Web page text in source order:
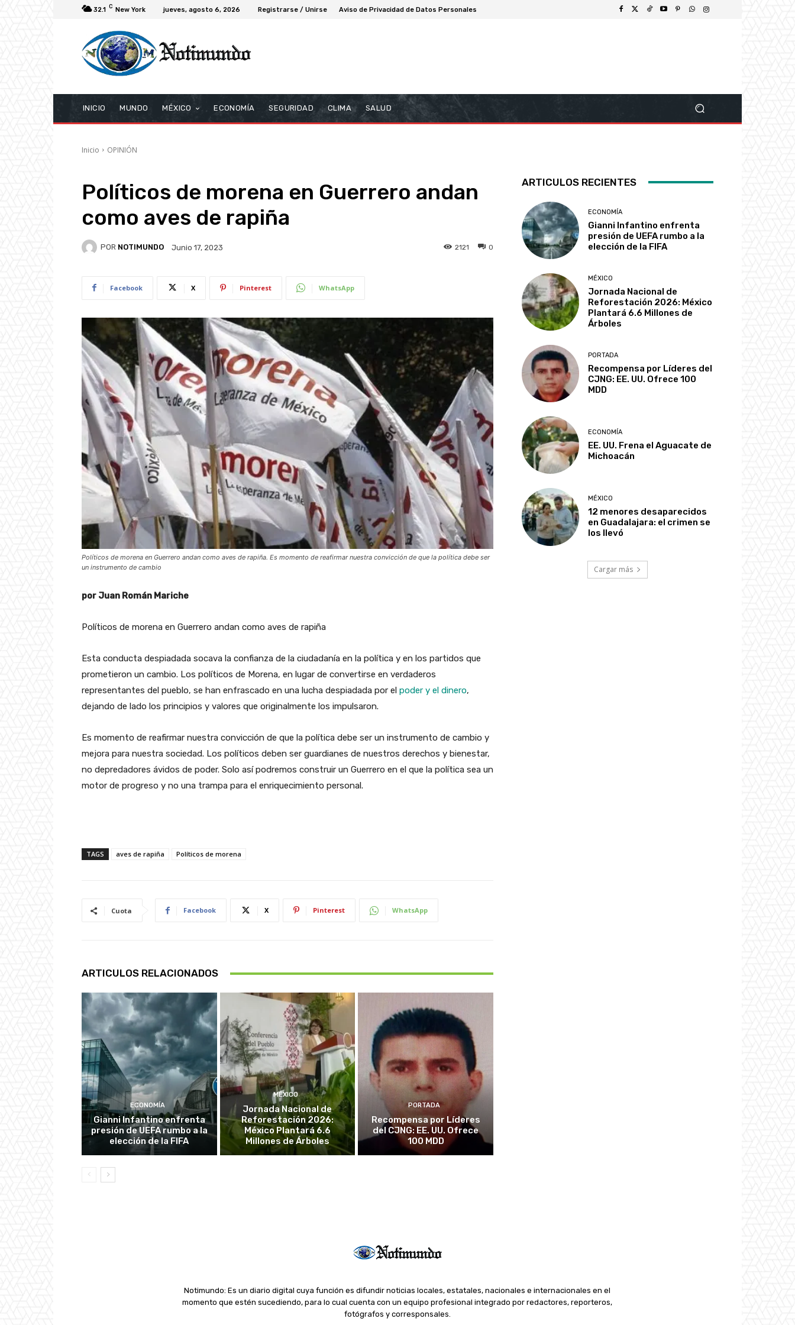
32.1 C New York jueves, agosto 6, 2026 Registrarse / Unirse Aviso de Privacidad de Datos Personales
INICIO MUNDO MÉXICO ECONOMÍA SEGURIDAD CLIMA SALUD
Inicio OPINIÓN
Políticos de morena en Guerrero andan
como aves de rapiña
POR NOTIMUNDO Junio 17, 2023 0
2121
Facebook X Pinterest WhatsApp
Políticos de morena en Guerrero andan como aves de rapiña. Es momento de reafirmar nuestra convicción de que la política debe ser
un instrumento de cambio
por Juan Román Mariche
Políticos de morena en Guerrero andan como aves de rapiña
Esta conducta despiadada socava la confianza de la ciudadanía en la política y en los partidos que
prometieron un cambio. Los políticos de Morena, en lugar de convertirse en verdaderos
representantes del pueblo, se han enfrascado en una lucha despiadada por el poder y el dinero,
dejando de lado los principios y valores que originalmente los impulsaron.
Es momento de reafirmar nuestra convicción de que la política debe ser un instrumento de cambio y
mejora para nuestra sociedad. Los políticos deben ser guardianes de nuestros derechos y bienestar,
no depredadores ávidos de poder. Solo así podremos construir un Guerrero en el que la política sea un
motor de progreso y no una trampa para el enriquecimiento personal.
TAGS aves de rapiña Políticos de morena
Cuota Facebook X Pinterest WhatsApp
ARTICULOS RELACIONADOS
ECONOMÍA
Gianni Infantino enfrenta
presión de UEFA rumbo a la
elección de la FIFA
MÉXICO
Jornada Nacional de
Reforestación 2026:
México Plantará 6.6
Millones de Árboles
PORTADA
Recompensa por Líderes
del CJNG: EE. UU. Ofrece
100 MDD
ARTICULOS RECIENTES
ECONOMÍA
Gianni Infantino enfrenta
presión de UEFA rumbo a la
elección de la FIFA
MÉXICO
Jornada Nacional de
Reforestación 2026: México
Plantará 6.6 Millones de
Árboles
PORTADA
Recompensa por Líderes del
CJNG: EE. UU. Ofrece 100
MDD
ECONOMÍA
EE. UU. Frena el Aguacate de
Michoacán
MÉXICO
12 menores desaparecidos
en Guadalajara: el crimen se
los llevó
Cargar más
Notimundo: Es un diario digital cuya función es difundir noticias locales, estatales, nacionales e internacionales en el
momento que estén sucediendo, para lo cual cuenta con un equipo profesional integrado por redactores, reporteros,
fotógrafos y corresponsales.